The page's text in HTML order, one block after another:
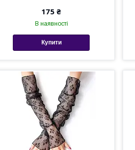
175 ₴
В наявності
Купити